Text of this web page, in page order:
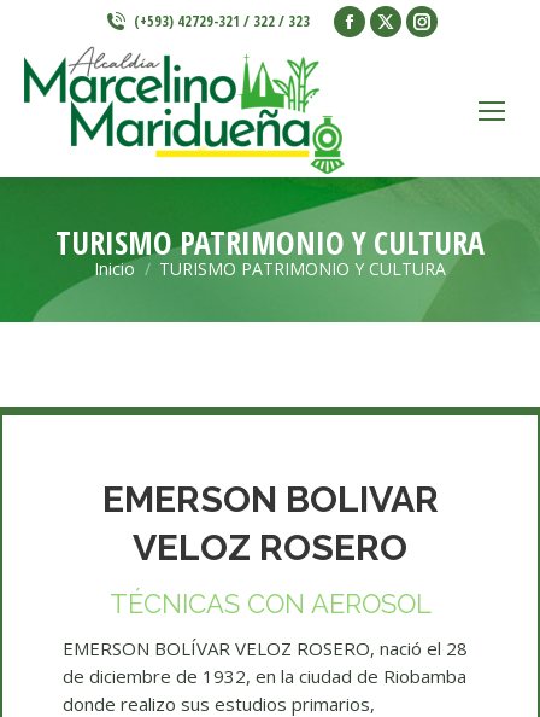
(+593) 42729-321 / 322 / 323
Facebook
window
X
window
Instagram
window
TURISMO PATRIMONIO Y CULTURA
Estás aquí:
Inicio TURISMO PATRIMONIO Y CULTURA
EMERSON BOLIVAR
VELOZ ROSERO
TÉCNICAS CON AEROSOL
EMERSON BOLÍVAR VELOZ ROSERO, nació el 28
de diciembre de 1932, en la ciudad de Riobamba
donde realizo sus estudios primarios,